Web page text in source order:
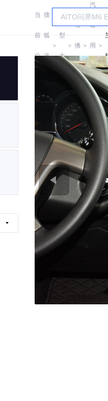
当
前
位
搜
狐
汽
＞
车
型
大
＞
雪
佛
兰
＞
汽
通
用
雪
佛
兰
＞